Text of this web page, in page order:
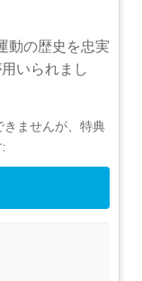
動の歴史を忠実
いられまし
ませんが、特典